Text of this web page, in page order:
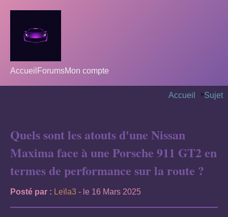
Accueil ForumsMon compte
Accueil >Sujet
Quels sont les atouts d'une Nissan
Maxima face à une Porsche 911 GT2 en
termes de performance sur la route ?
Posté par : Leïla3 - le 16 Mars 2025